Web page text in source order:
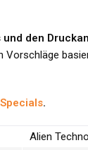
den
Specials.
Alien